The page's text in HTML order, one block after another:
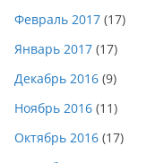
Февраль 2017 (17)
Январь 2017 (17)
Декабрь 2016 (9)
Ноябрь 2016 (11)
Октябрь 2016 (17)